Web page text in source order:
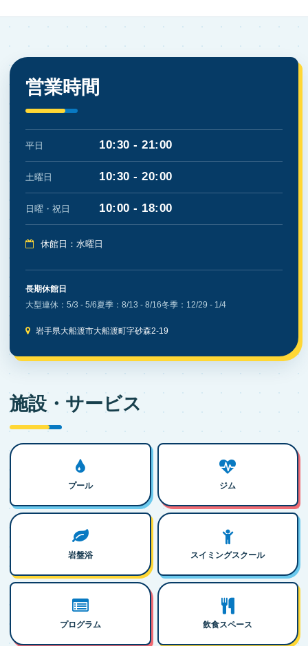
営業時間
平日 10:30 - 21:00
土曜日 10:30 - 20:00
日曜・祝日 10:00 - 18:00
休館日：水曜日
長期休館日
大型連休：5/3 - 5/6夏季：8/13 - 8/16冬季：12/29 - 1/4
岩手県大船渡市大船渡町字砂森2-19
施設・サービス
プール ジム
岩盤浴 スイミングスクール
プログラム 飲食スペース